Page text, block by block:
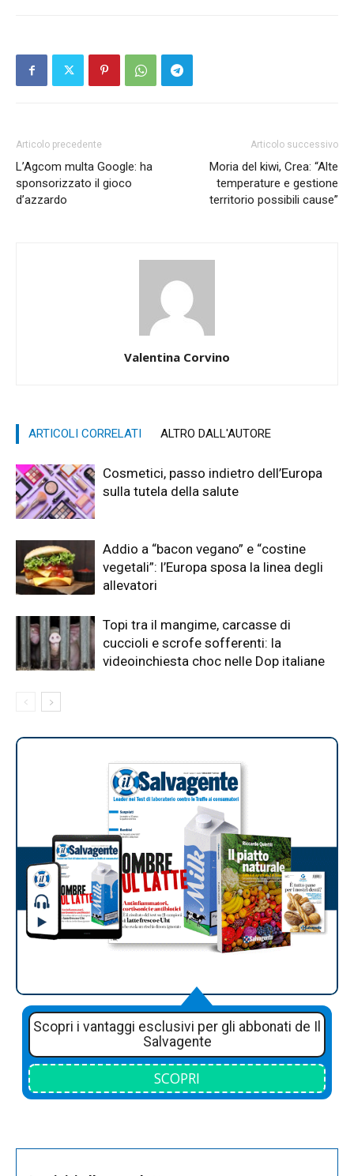
Articolo precedente
L’Agcom multa Google: ha
sponsorizzato il gioco
d’azzardo
Articolo successivo
Moria del kiwi, Crea: “Alte
temperature e gestione
territorio possibili cause”
Valentina Corvino
ARTICOLI CORRELATI ALTRO DALL'AUTORE
Cosmetici, passo indietro dell’Europa
sulla tutela della salute
Addio a “bacon vegano” e “costine
vegetali”: l’Europa sposa la linea degli
allevatori
Topi tra il mangime, carcasse di
cuccioli e scrofe sofferenti: la
videoinchiesta choc nelle Dop italiane
Scopri i vantaggi esclusivi per gli abbonati de Il
Salvagente
SCOPRI